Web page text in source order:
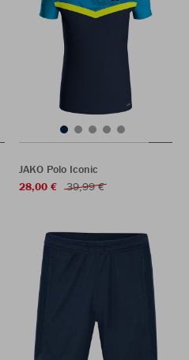
JAKO Polo Iconic
28,00 €
39,99 €